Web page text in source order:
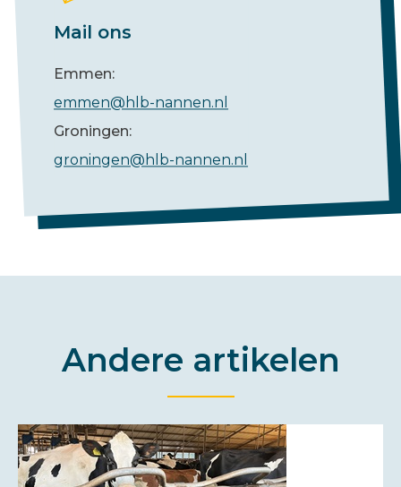
Mail ons
Emmen:
emmen@hlb-nannen.nl
Groningen:
groningen@hlb-nannen.nl
Andere artikelen